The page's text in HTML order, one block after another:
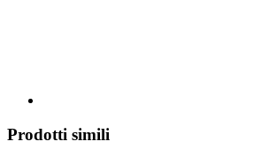
Prodotti simili